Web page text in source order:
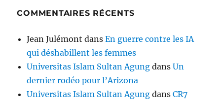
COMMENTAIRES RÉCENTS
Jean Julémont dansEn guerre contre les IA
qui déshabillent les femmes
Universitas Islam Sultan Agung dansUn
dernier rodéo pour l’Arizona
Universitas Islam Sultan Agung dansCR7